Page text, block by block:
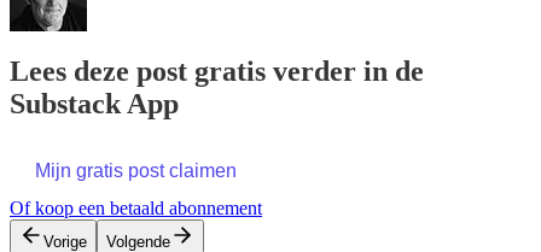
Lees deze post gratis verder in de
Substack App
Mijn gratis post claimen
Of koop een betaald abonnement
Vorige Volgende